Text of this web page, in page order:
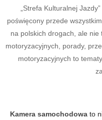
„Strefa Kulturalnej
poświęcony przede
na polskich drogach, ale nie
motoryzacyjnych, porady,
motoryzacyjnych to
Kamera samochodowa to